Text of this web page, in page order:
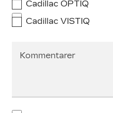
Cadillac OPTIQ
Cadillac VISTIQ
Kommentarer